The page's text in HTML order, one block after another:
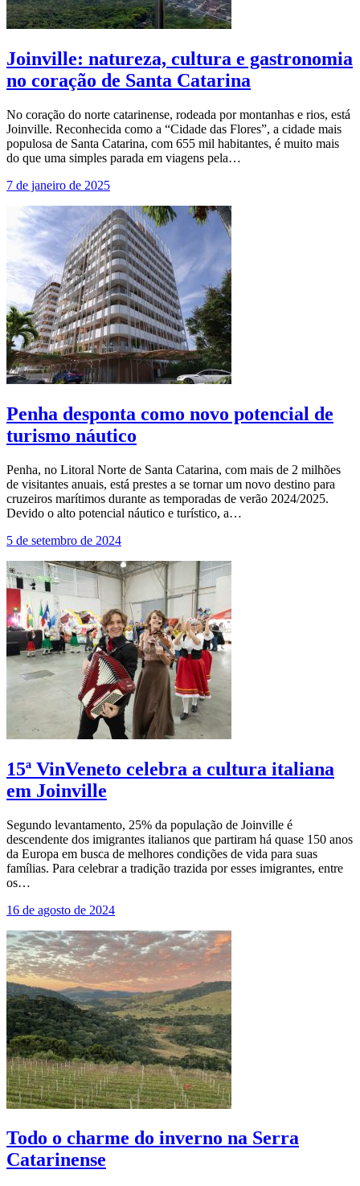
Joinville: natureza, cultura e gastronomia
no coração de Santa Catarina
No coração do norte catarinense, rodeada por montanhas e rios, está
Joinville. Reconhecida como a “Cidade das Flores”, a cidade mais
populosa de Santa Catarina, com 655 mil habitantes, é muito mais
do que uma simples parada em viagens pela…
7 de janeiro de 2025
Penha desponta como novo potencial de
turismo náutico
Penha, no Litoral Norte de Santa Catarina, com mais de 2 milhões
de visitantes anuais, está prestes a se tornar um novo destino para
cruzeiros marítimos durante as temporadas de verão 2024/2025.
Devido o alto potencial náutico e turístico, a…
5 de setembro de 2024
15ª VinVeneto celebra a cultura italiana
em Joinville
Segundo levantamento, 25% da população de Joinville é
descendente dos imigrantes italianos que partiram há quase 150 anos
da Europa em busca de melhores condições de vida para suas
famílias. Para celebrar a tradição trazida por esses imigrantes, entre
os…
16 de agosto de 2024
Todo o charme do inverno na Serra
Catarinense